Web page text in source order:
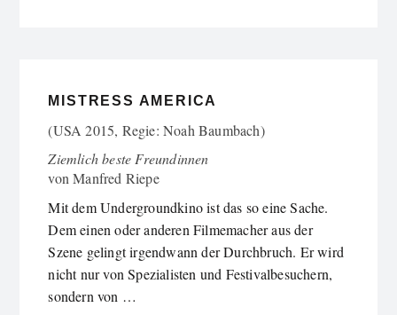
MISTRESS AMERICA
(USA 2015, Regie: Noah Baumbach)
Ziemlich beste Freundinnen
vonManfred Riepe
Mit dem Undergroundkino ist das so eine Sache.
Dem einen oder anderen Filmemacher aus der
Szene gelingt irgendwann der Durchbruch. Er wird
nicht nur von Spezialisten und Festivalbesuchern,
sondern von …